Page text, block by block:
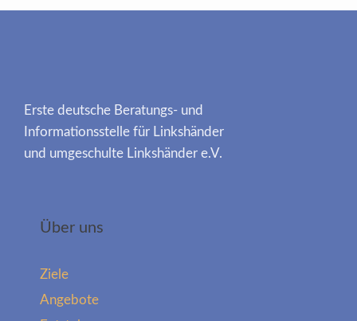
Erste deutsche Beratungs- und
Informationsstelle für Linkshänder
und umgeschulte Linkshänder e.V.
Über uns
Ziele
Angebote